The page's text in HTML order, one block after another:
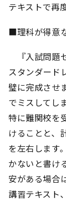
テキストで再
■理科が得意
『入試問題
スタンダード
璧に完成させ
でミスしてし
特に難関校を
けることと、
を左右します
かないと書け
安がある場合
講習テキスト